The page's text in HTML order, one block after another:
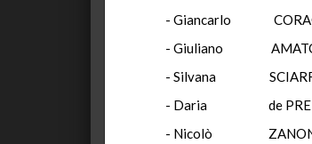
-
-
- Silvana
- Daria
- Nicolò